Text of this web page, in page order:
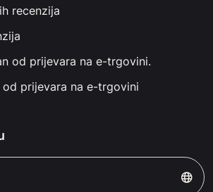
recenzija
od prijevara na e-trgovini.
prijevara na e-trgovini